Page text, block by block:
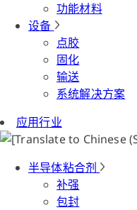
功能材料
设备
点胶
固化
输送
系统解决方案
应用行业
半导体粘合剂
补强
包封